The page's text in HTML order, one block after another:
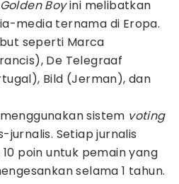
Golden Boyini melibatkan
media ternama di Eropa.
seperti Marca
De Telegraaf
Bild (Jerman), dan
sistem voting
jurnalis. Setiap jurnalis
poin untuk pemain yang
selama 1 tahun.